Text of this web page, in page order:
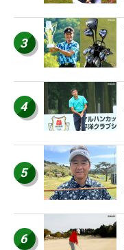
3
4
5
6